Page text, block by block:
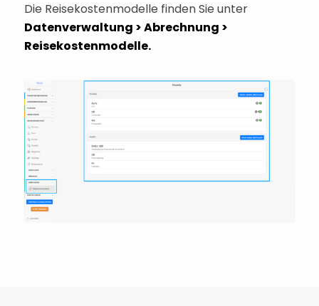
Die Reisekostenmodelle finden Sie unter
Datenverwaltung > Abrechnung >
Reisekostenmodelle.